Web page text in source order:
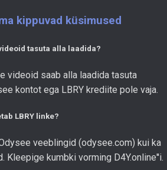
kippuvad küsimused
tasuta alla laadida?
videoid saab alla laadida tasuta
kontot ega LBRY krediite pole vaja.
LBRY linke?
veeblingid (odysee.com) kui ka
Kleepige kumbki vorming D4Y.online''i.